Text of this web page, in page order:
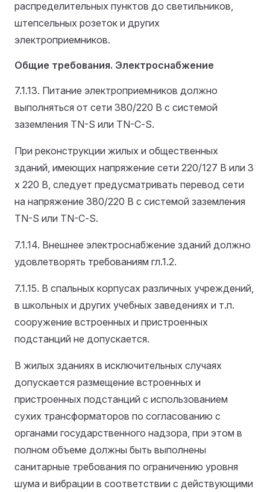
распределительных пунктов до светильников,
штепсельных розеток и других
электроприемников.
Общие требования. Электроснабжение
7.1.13. Питание электроприемников должно
выполняться от сети 380/220 В с системой
заземления ТN-S или ТN-С-S.
При реконструкции жилых и общественных
зданий, имеющих напряжение сети 220/127 В или 3
х 220 В, следует предусматривать перевод сети
на напряжение 380/220 В с системой заземления
ТN-S или ТN-С-S.
7.1.14. Внешнее электроснабжение зданий должно
удовлетворять требованиям гл.1.2.
7.1.15. В спальных корпусах различных учреждений,
в школьных и других учебных заведениях и т.п.
сооружение встроенных и пристроенных
подстанций не допускается.
В жилых зданиях в исключительных случаях
допускается размещение встроенных и
пристроенных подстанций с использованием
сухих трансформаторов по согласованию с
органами государственного надзора, при этом в
полном объеме должны быть выполнены
санитарные требования по ограничению уровня
шума и вибрации в соответствии с действующими